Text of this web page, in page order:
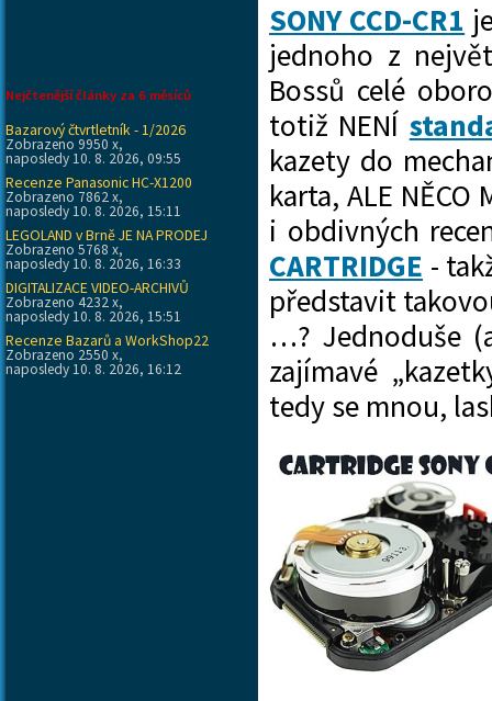
SONY CCD-CR1
jednoho z
Bossů celé
totiž NENÍ
kazety do
karta, ALE
i obdivných
CARTRIDGE -
představit
…? Jednoduše
zajímavé
tedy se mnou,
Nejčtenější články za 6 měsíců
Bazarový čtvrtletník - 1/2026
Zobrazeno 9950 x,
naposledy 10. 8. 2026, 09:55
Recenze Panasonic HC-X1200
Zobrazeno 7862 x,
naposledy 10. 8. 2026, 15:11
LEGOLAND v Brně JE NA PRODEJ
Zobrazeno 5768 x,
naposledy 10. 8. 2026, 16:33
DIGITALIZACE VIDEO-ARCHIVŮ
Zobrazeno 4232 x,
naposledy 10. 8. 2026, 15:51
Recenze Bazarů a WorkShop22
Zobrazeno 2550 x,
naposledy 10. 8. 2026, 16:12